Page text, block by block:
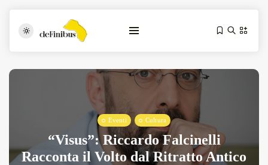
Eventi Cultura
“Visus”: Riccardo Falcinelli
Racconta il Volto dal Ritratto Antico